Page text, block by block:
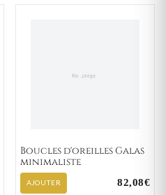
Boucles d'oreilles Galas
minimaliste
AJOUTER 82,08€